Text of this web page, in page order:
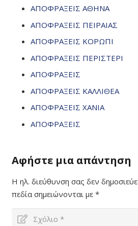
ΑΠΟΦΡΑΞΕΙΣ ΑΘΗΝΑ
ΑΠΟΦΡΑΞΕΙΣ ΠΕΙΡΑΙΑΣ
ΑΠΟΦΡΑΞΕΙΣ ΚΟΡΩΠΙ
ΑΠΟΦΡΑΞΕΙΣ ΠΕΡΙΣΤΕΡΙ
ΑΠΟΦΡΑΞΕΙΣ
ΑΠΟΦΡΑΞΕΙΣ ΚΑΛΛΙΘΕΑ
ΑΠΟΦΡΑΞΕΙΣ ΧΑΝΙΑ
ΑΠΟΦΡΑΞΕΙΣ
Αφήστε μια απάντηση
Η ηλ. διεύθυνση σας δεν
πεδία σημειώνονται με *